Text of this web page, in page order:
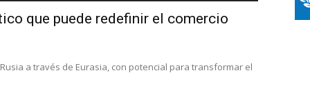
que puede redefinir el comercio
a través de Eurasia, con potencial para transformar el